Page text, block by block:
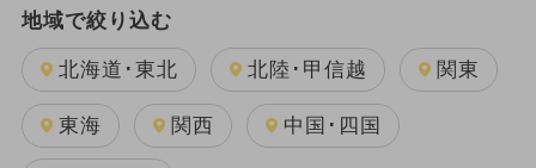
地域で絞り込む
北海道･東北 北陸･甲信越 関東
東海 関西 中国･四国